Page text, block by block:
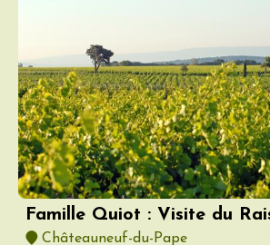
Famille Quiot : Visite du
Châteauneuf-du-Pape